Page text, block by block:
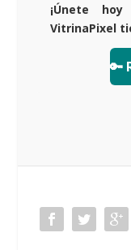
¡Únete
VitrinaPixel
🔑